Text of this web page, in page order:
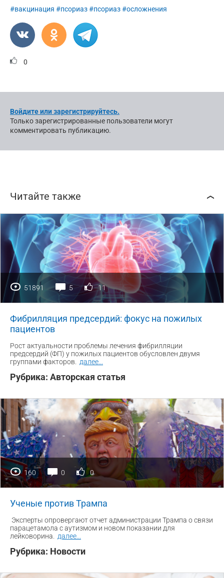
#вакцинация #псориаз#псориаз#осложнения
0
Войдите или зарегистрируйтесь.
Только зарегистрированные пользователи могут
комментировать публикацию.
Читайте также
51891 5 11
Фибрилляция предсердий: фокус на пожилых
пациентов
Рост актуальности проблемы лечения фибрилляции
предсердий (ФП) у пожилых пациентов обусловлен двумя
группами факторов.
далее
Рубрика: Авторская статья
160 0 0
Ученые против Трампа
Эксперты опровергают отчет администрации Трампа о связи
парацетамола с аутизмом и новом показании для
лейковорина.
далее
Рубрика: Новости